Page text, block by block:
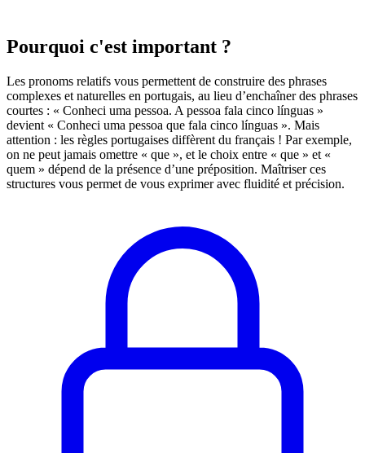
Pourquoi c'est important ?
Les pronoms relatifs vous permettent de construire des phrases
complexes et naturelles en portugais, au lieu d’enchaîner des phrases
courtes : « Conheci uma pessoa. A pessoa fala cinco línguas »
devient « Conheci uma pessoa que fala cinco línguas ». Mais
attention : les règles portugaises diffèrent du français ! Par exemple,
on ne peut jamais omettre « que », et le choix entre « que » et «
quem » dépend de la présence d’une préposition. Maîtriser ces
structures vous permet de vous exprimer avec fluidité et précision.